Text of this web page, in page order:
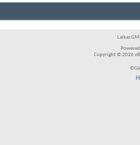
Laikas
Copyright © 2026